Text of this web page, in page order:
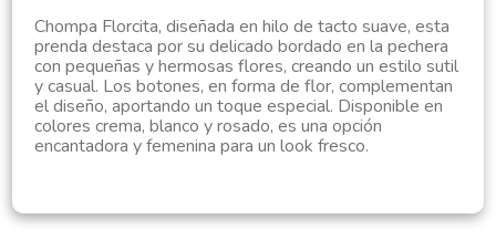
Chompa Florcita, diseñada en hilo de tacto suave, esta
prenda destaca por su delicado bordado en la pechera
con pequeñas y hermosas flores, creando un estilo sutil
y casual. Los botones, en forma de flor, complementan
el diseño, aportando un toque especial. Disponible en
colores crema, blanco y rosado, es una opción
encantadora y femenina para un look fresco.